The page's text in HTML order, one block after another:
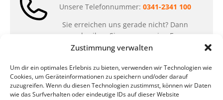
Zustimmung verwalten
Um dir ein optimales Erlebnis zu bieten, verwenden wir Technologien wie
Cookies, um Geräteinformationen zu speichern und/oder darauf
zuzugreifen. Wenn du diesen Technologien zustimmst, können wir Daten
wie das Surfverhalten oder eindeutige IDs auf dieser Website
Unsere Telefonnummer: 0341-2341 100
Sie erreichen uns gerade nicht? Dann
schreiben Sie uns gern eine E-
Mail:ticket@arena-ticket.com
Kassenöffnungszeiten
unsere Sonderöffnungszeiten im Sommer: